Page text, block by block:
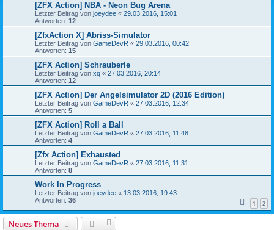
[ZFX Action] NBA - Neon Bug Arena
Letzter Beitrag von joeydee « 29.03.2016, 15:01
Antworten: 12
[ZfxAction X] Abriss-Simulator
Letzter Beitrag von GameDevR « 29.03.2016, 00:42
Antworten: 15
[ZFX Action] Schrauberle
Letzter Beitrag von xq « 27.03.2016, 20:14
Antworten: 12
[ZFX Action] Der Angelsimulator 2D (2016 Edition)
Letzter Beitrag von GameDevR « 27.03.2016, 12:34
Antworten: 5
[ZFX Action] Roll a Ball
Letzter Beitrag von GameDevR « 27.03.2016, 11:48
Antworten: 4
[Zfx Action] Exhausted
Letzter Beitrag von GameDevR « 27.03.2016, 11:31
Antworten: 8
Work In Progress
Letzter Beitrag von joeydee « 13.03.2016, 19:43
Antworten: 36 1 2
Neues Thema